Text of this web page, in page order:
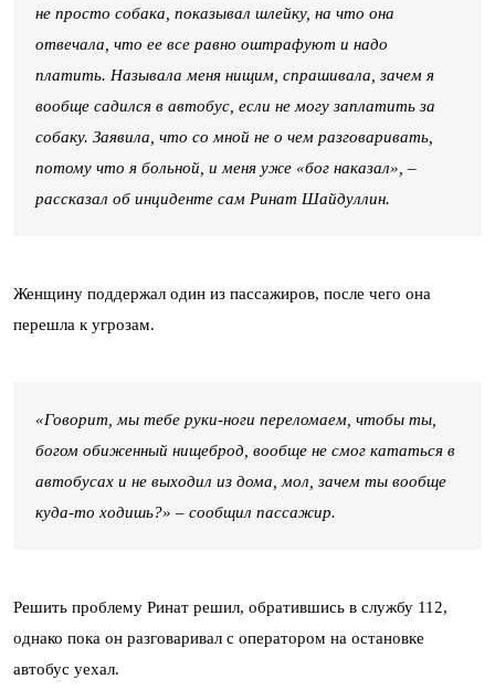
не просто собака, показывал шлейку, на что она
отвечала, что ее все равно оштрафуют и надо
платить. Называла меня нищим, спрашивала, зачем я
вообще садился в автобус, если не могу заплатить за
собаку. Заявила, что со мной не о чем разговаривать,
потому что я больной, и меня уже «бог наказал», –
рассказал об инциденте сам Ринат Шайдуллин.
Женщину поддержал один из пассажиров, после чего она
перешла к угрозам.
«Говорит, мы тебе руки-ноги переломаем, чтобы ты,
богом обиженный нищеброд, вообще не смог кататься в
автобусах и не выходил из дома, мол, зачем ты вообще
куда-то ходишь?» – сообщил пассажир.
Решить проблему Ринат решил, обратившись в службу 112,
однако пока он разговаривал с оператором на остановке
автобус уехал.